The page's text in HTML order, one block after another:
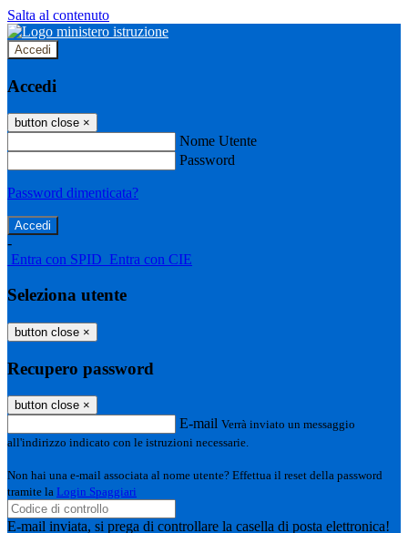
Salta al contenuto
Accedi
Accedi
button close ×
Nome Utente
Password
Password dimenticata?
-
Entra con SPID Entra con CIE
Seleziona utente
button close ×
Recupero password
button close ×
E-mail Verrà inviato un messaggio
all'indirizzo indicato con le istruzioni necessarie.
Non hai una e-mail associata al nome utente? Effettua il reset della password
tramite la Login Spaggiari
E-mail inviata, si prega di controllare la casella di posta elettronica!